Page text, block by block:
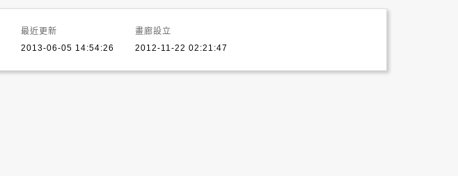
最近更新
2013-06-05 14:54:26
畫廊設立
2012-11-22 02:21:47